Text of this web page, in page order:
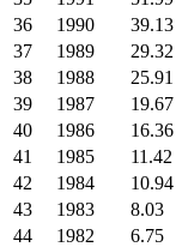
36
1990 39.13
37
1989 29.32
38
1988 25.91
39
1987 19.67
40
1986 16.36
41
1985 11.42
42
1984 10.94
43
1983 8.03
44
1982 6.75